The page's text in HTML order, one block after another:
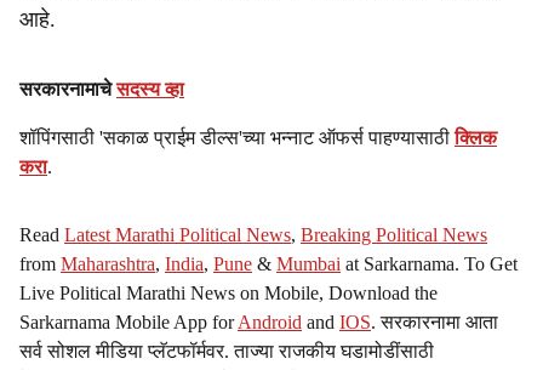
आहे.
सरकारनामाचेसदस्य व्हा
शॉपिंगसाठी 'सकाळ प्राईम डील्स'च्या भन्नाट ऑफर्स पाहण्यासाठीक्लिक
करा.
Read Latest Marathi Political News, Breaking Political News
from Maharashtra, India, Pune & Mumbai at Sarkarnama. To Get
Live Political Marathi News on Mobile, Download the
Sarkarnama Mobile App forAndroid and IOS. सरकारनामा आता
सर्व सोशल मीडिया प्लॅटफॉर्मवर. ताज्या राजकीय घडामोडींसाठी